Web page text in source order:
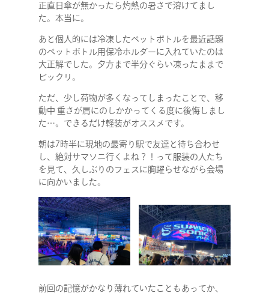
正直日傘が無かったら灼熱の暑さで溶けてまし
た。本当に。
あと個人的には冷凍したペットボトルを最近話題
のペットボトル用保冷ホルダーに入れていたのは
大正解でした。夕方まで半分ぐらい凍ったままで
ビックリ。
ただ、少し荷物が多くなってしまったことで、移
動中 重さが肩にのしかかってくる度に後悔しまし
た…。できるだけ軽装がオススメです。
朝は7時半に現地の最寄り駅で友達と待ち合わせ
し、絶対サマソニ行くよね？！って服装の人たち
を見て、久しぶりのフェスに胸躍らせながら会場
に向かいました。
前回の記憶がかなり薄れていたこともあってか、